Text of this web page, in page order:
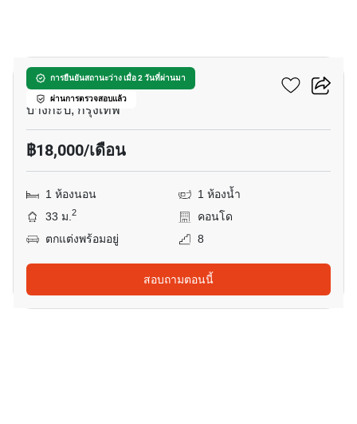
การยืนยันสถานะว่าง เมื่อ 2 วันที่ผ่านมา
ผ่านการตรวจสอบแล้ว
ศุภาลัย ไพร์ม พระราม 9
บางกะปิ, กรุงเทพ
฿18,000/เดือน
1 ห้องนอน
1 ห้องน้ำ
33 ม.2
คอนโด
ตกแต่งพร้อมอยู่
8
สอบถามตอนนี้